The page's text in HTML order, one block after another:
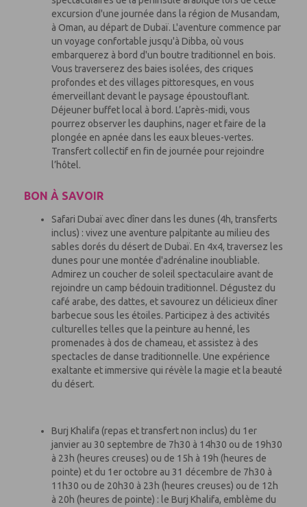
excursion d'une journée dans la région de Musandam,
à Oman, au départ de Dubaï. L'aventure commence par
un voyage confortable jusqu'à Dibba, où vous
embarquerez à bord d'un boutre traditionnel en bois.
Vous traverserez des baies isolées, des criques
profondes et des villages pittoresques, en vous
émerveillant devant le paysage époustouflant.
Déjeuner buffet local à bord. L’après-midi, vous
pourrez observer les dauphins, nager et faire de la
plongée en apnée dans les eaux bleues-vertes.
Transfert collectif en fin de journée pour rejoindre
l’hôtel.
BON À SAVOIR
Safari Dubaï avec dîner dans les dunes (4h, transferts
inclus) : vivez une aventure palpitante au milieu des
sables dorés du désert de Dubaï. En 4x4, traversez les
dunes pour une montée d'adrénaline inoubliable.
Admirez un coucher de soleil spectaculaire avant de
rejoindre un camp bédouin traditionnel. Dégustez du
café arabe, des dattes, et savourez un délicieux dîner
barbecue sous les étoiles. Participez à des activités
culturelles telles que la peinture au henné, les
promenades à dos de chameau, et assistez à des
spectacles de danse traditionnelle. Une expérience
exaltante et immersive qui révèle la magie et la beauté
du désert.
Burj Khalifa (repas et transfert non inclus) du 1er
janvier au 30 septembre de 7h30 à 14h30 ou de 19h30
à 23h (heures creuses) ou de 15h à 19h (heures de
pointe) et du 1er octobre au 31 décembre de 7h30 à
11h30 ou de 20h30 à 23h (heures creuses) ou de 12h
à 20h (heures de pointe) : le Burj Khalifa, emblème du